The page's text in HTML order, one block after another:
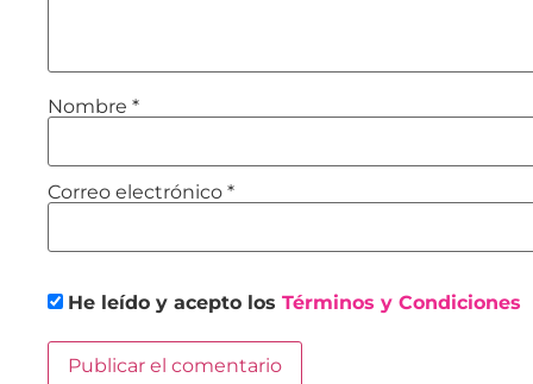
Nombre *
Correo electrónico *
He leído y acepto los Términos y Condiciones